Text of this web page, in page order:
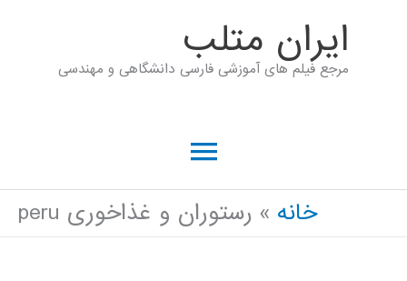
ايران متلب
مرجع فیلم های آموزشی فارسی دانشگاهی و مهندسی
فهرست
اصلی
خانه رستوران و غذاخوری peru